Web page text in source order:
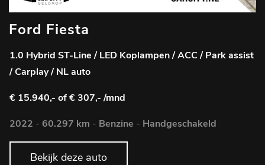
Ford Fiesta
1.0 Hybrid ST-Line / LED Koplampen / ACC / Park assist
/ Carplay / NL auto
€ 15.940,- of € 307,- /mnd
2022 - 60.297 km - Benzine - Handgeschakeld
Bekijk deze auto